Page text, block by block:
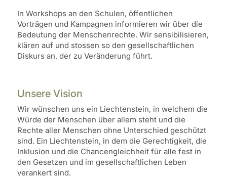
In Workshops an den Schulen, öffentlichen
Vorträgen und Kampagnen informieren wir über die
Bedeutung der Menschenrechte. Wir sensibilisieren,
klären auf und stossen so den gesellschaftlichen
Diskurs an, der zu Veränderung führt.
Unsere Vision
Wir wünschen uns ein Liechtenstein, in welchem die
Würde der Menschen über allem steht und die
Rechte aller Menschen ohne Unterschied geschützt
sind. Ein Liechtenstein, in dem die Gerechtigkeit, die
Inklusion und die Chancengleichheit für alle fest in
den Gesetzen und im gesellschaftlichen Leben
verankert sind.